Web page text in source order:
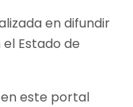
en difundir
Estado de
en este portal